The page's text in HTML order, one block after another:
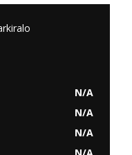
N/A
N/A
N/A